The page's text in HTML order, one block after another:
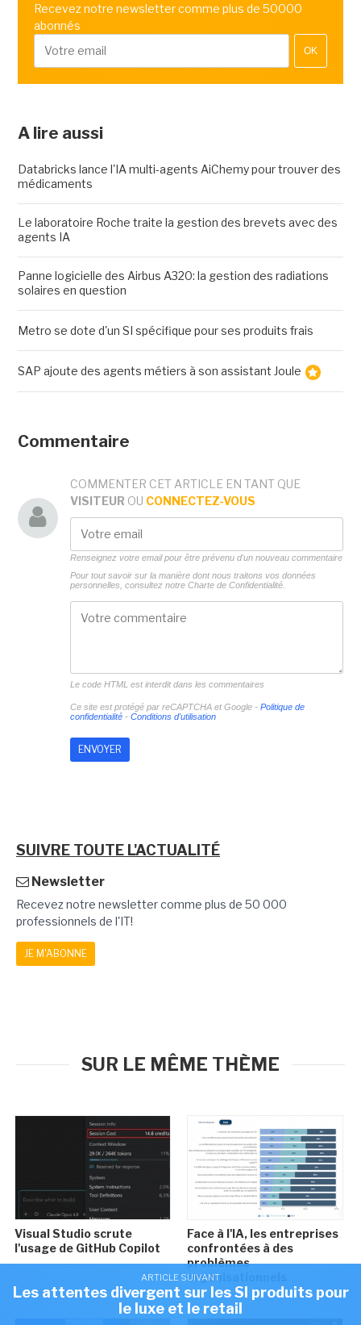
ARTICLE SUIVANT
Les attentes divergent sur les SI produits pour
le luxe et le retail
Recevez notre newsletter comme plus de 50000
abonnés
OK
A lire aussi
Databricks lance l'IA multi-agents AiChemy pour trouver des
médicaments
Le laboratoire Roche traite la gestion des brevets avec des
agents IA
Panne logicielle des Airbus A320: la gestion des radiations
solaires en question
Metro se dote d'un SI spécifique pour ses produits frais
SAP ajoute des agents métiers à son assistant Joule
Commentaire
COMMENTER CET ARTICLE EN TANT QUE
VISITEUR OU CONNECTEZ-VOUS
Renseignez votre email pour être prévenu d'un nouveau commentaire
Pour tout savoir sur la manière dont nous traitons vos données
personnelles, consultez notre Charte de Confidentialité.
Le code HTML est interdit dans les commentaires
Ce site est protégé par reCAPTCHA et Google - Politique de
confidentialité- Conditions d'utilisation
SUIVRE TOUTE L'ACTUALITÉ
Newsletter
Recevez notre newsletter comme plus de 50 000
professionnels de l'IT!
JE M'ABONNE
SUR LE MÊME THÈME
Visual Studio scrute
l'usage de GitHub Copilot
Face à l'IA, les entreprises
confrontées à des
problèmes
organisationnels